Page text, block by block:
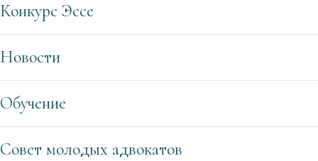
Конкурс Эссе
Новости
Обучение
Совет молодых адвокатов